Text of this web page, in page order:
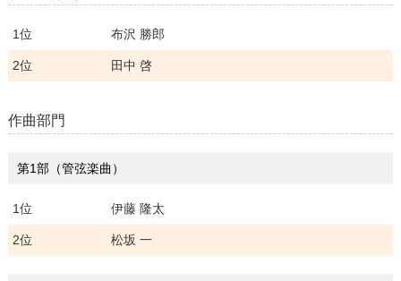
1位 布沢 勝郎
2位 田中 啓
作曲部門
第1部（管弦楽曲）
1位 伊藤 隆太
2位 松坂 一